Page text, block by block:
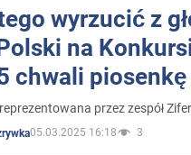
wyrzucić z
na
chwali
przez zespół
05.03.2025 16:18 3